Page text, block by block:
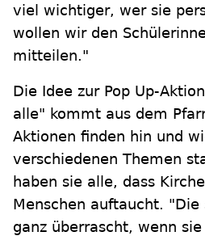
viel wichtiger, wer sie
wollen wir den
mitteilen."
Die Idee zur Pop Up-
alle" kommt aus dem
Aktionen finden hin und
verschiedenen Themen
haben sie alle, dass
Menschen auftaucht.
ganz überrascht, wenn